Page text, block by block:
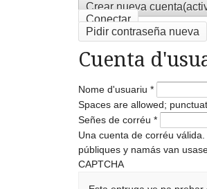
Crear nueva cuenta
Conectar
Pidir contraseña nueva
Cuenta
Nome d'usuariu *
Spaces are allowed;
Señes de corréu *
Una cuenta de corréu
públiques y namás van
CAPTCHA